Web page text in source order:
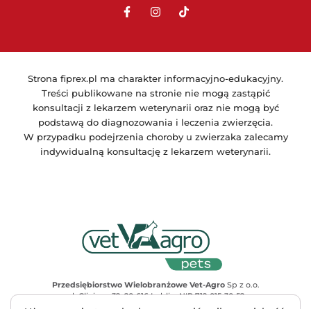
Strona fiprex.pl ma charakter informacyjno-edukacyjny.
Treści publikowane na stronie nie mogą zastąpić
konsultacji z lekarzem weterynarii oraz nie mogą być
podstawą do diagnozowania i leczenia zwierzęcia.
W przypadku podejrzenia choroby u zwierzaka zalecamy
indywidualną konsultację z lekarzem weterynarii.
Przedsiębiorstwo Wielobranżowe Vet-AgroSp z o.o.
ul. Gliniana 32, 20-616 Lublin, NIP 712-015-30-52
Adres do korespondencji : ul. Mełgiewska 18, 20-234 Lublin